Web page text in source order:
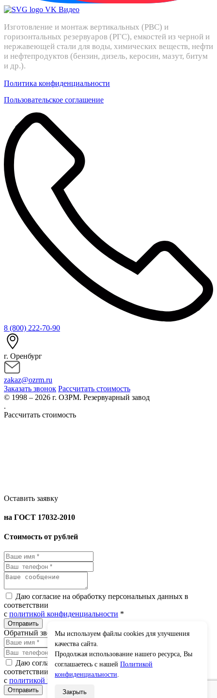
Изготовление и монтаж вертикальных (РВС) и
горизонтальных резервуаров (РГС), емкостей из черной и
нержавеющей стали для воды, химических веществ, нефти
и нефтепродуктов (бензин, дизель, керосин, мазут, битум
и др.).
Политика конфиденциальности
Пользовательское соглашение
8 (800) 222-70-90
г. Оренбург
zakaz@ozrm.ru
Заказать звонок Рассчитать стоимость
© 1998 – 2026 г. ОЗРМ. Резервуарный завод
.
Рассчитать стоимость
Оставить заявку
на ГОСТ 17032-2010
Стоимость от рублей
Даю согласие на обработку персональных данных в
соответствии
с политикой конфиденциальности *
Обратный звонок
Даю согласие на обработку персональных данных в
соответствии
с политикой конфиденциальности
Мы используем файлы cookies для улучшения
качества сайта.
Продолжая использование нашего ресурса, Вы
соглашаетесь с нашей Политикой
конфиденциальности.
Закрыть